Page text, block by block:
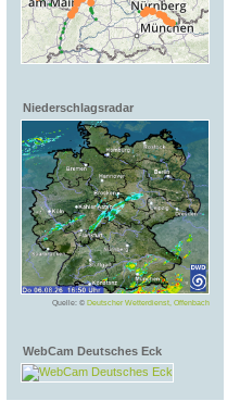
Niederschlagsradar
Quelle: © Deutscher Wetterdienst, Offenbach
WebCam Deutsches Eck